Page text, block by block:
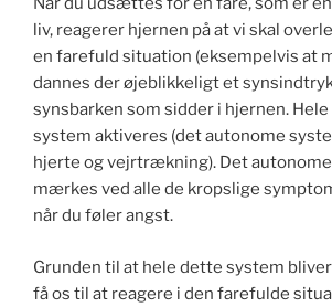
liv, reagerer hjernen på at vi skal
en farefuld situation (eksempelvis at
dannes der øjeblikkeligt et
synsbarken som sidder i hjernen.
system aktiveres (det autonome
hjerte og vejrtrækning). Det
mærkes ved alle de kropslige
når du føler angst.
Grunden til at hele dette system
få os til at reagere i den farefulde